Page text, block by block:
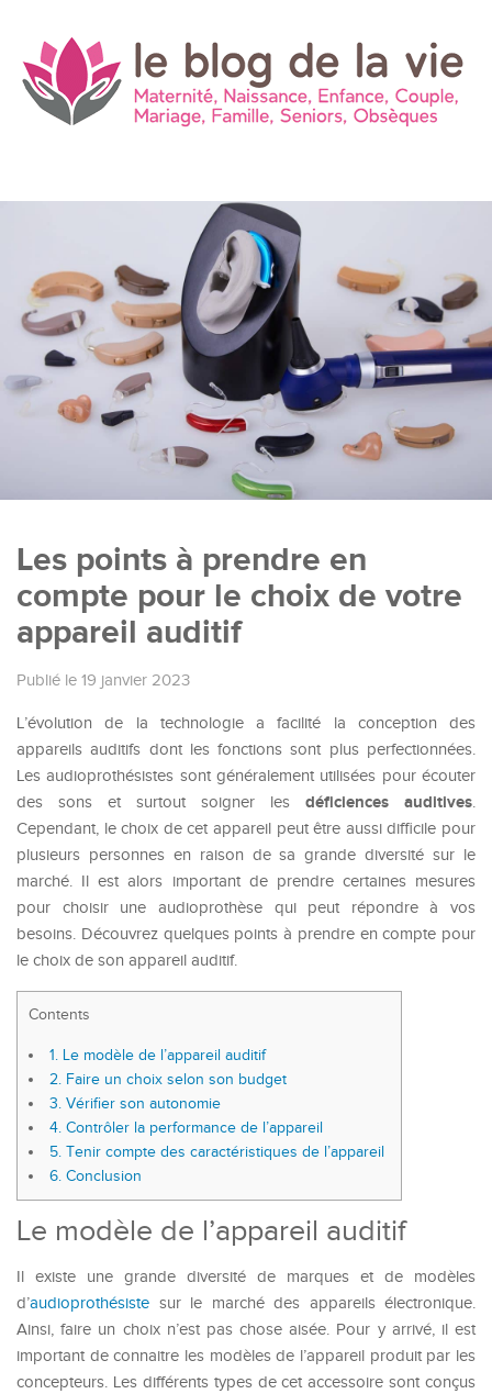
Les points à prendre en
compte pour le choix de votre
appareil auditif
Publié le 19 janvier 2023
L’évolution de la technologie a facilité la conception des
appareils auditifs dont les fonctions sont plus perfectionnées.
Les audioprothésistes sont généralement utilisées pour écouter
des sons et surtout soigner les déficiences auditives.
Cependant, le choix de cet appareil peut être aussi difficile pour
plusieurs personnes en raison de sa grande diversité sur le
marché. Il est alors important de prendre certaines mesures
pour choisir une audioprothèse qui peut répondre à vos
besoins. Découvrez quelques points à prendre en compte pour
le choix de son appareil auditif.
Contents
1. Le modèle de l’appareil auditif
2. Faire un choix selon son budget
3. Vérifier son autonomie
4. Contrôler la performance de l’appareil
5. Tenir compte des caractéristiques de l’appareil
6. Conclusion
Le modèle de l’appareil auditif
Il existe une grande diversité de marques et de modèles
d’audioprothésiste sur le marché des appareils électronique.
Ainsi, faire un choix n’est pas chose aisée. Pour y arrivé, il est
important de connaitre les modèles de l’appareil produit par les
concepteurs. Les différents types de cet accessoire sont conçus